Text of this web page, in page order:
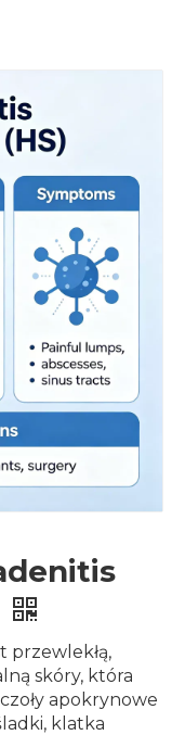
przewlekłą,
skóry, która
apokrynowe
klatka